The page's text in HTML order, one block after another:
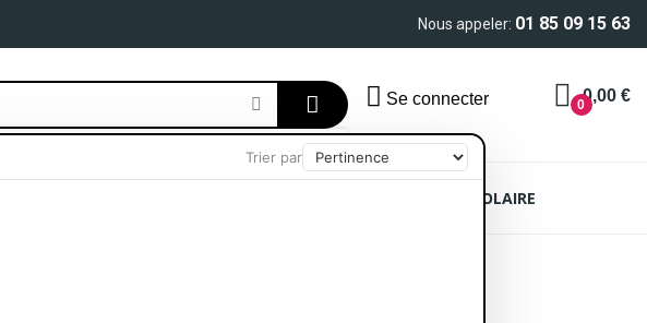
Nous appeler: 01 85 09 15 63
Se connecter 0,00 €
0
PROTECTION SOLAIRE
Trier par